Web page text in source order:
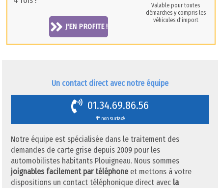
J'EN PROFITE !
Valable pour toutes
démarches y compris les
véhicules d'import
Un contact direct avec notre équipe
01.34.69.86.56
N° non surtaxé
Notre équipe est spécialisée dans le traitement des
demandes de carte grise depuis 2009 pour les
automobilistes habitants Plouigneau. Nous sommes
joignables facilement par téléphone et mettons à votre
dispositions un contact téléphonique direct avec la